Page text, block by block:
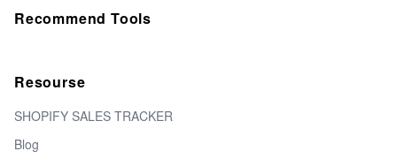
Recommend Tools
Resourse
SHOPIFY SALES TRACKER
Blog